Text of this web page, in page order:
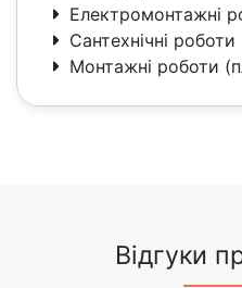
Електромонтажні
Сантехнічні роботи
Монтажні роботи
Відгуки